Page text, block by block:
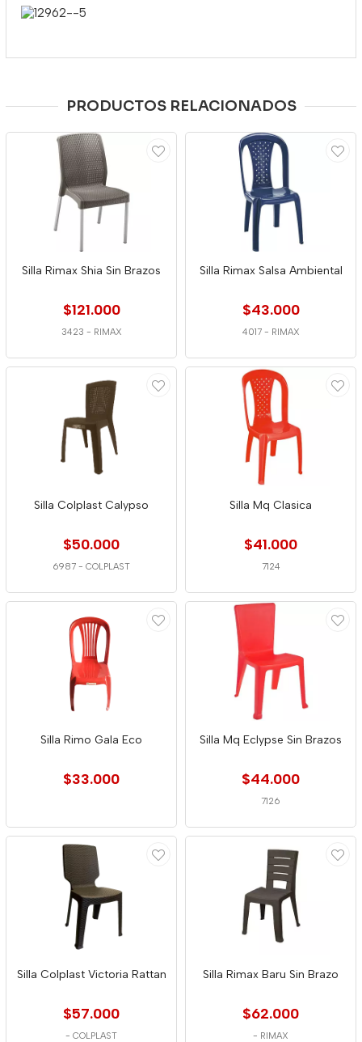
PRODUCTOS RELACIONADOS
Silla Rimax Shia Sin Brazos
$121.000
3423 - RIMAX
Silla Rimax Salsa Ambiental
$43.000
4017 - RIMAX
Silla Colplast Calypso
$50.000
6987 - COLPLAST
Silla Mq Clasica
$41.000
7124
Silla Rimo Gala Eco
$33.000
Silla Mq Eclypse Sin Brazos
$44.000
7126
Silla Colplast Victoria Rattan
$57.000
- COLPLAST
Silla Rimax Baru Sin Brazo
$62.000
- RIMAX